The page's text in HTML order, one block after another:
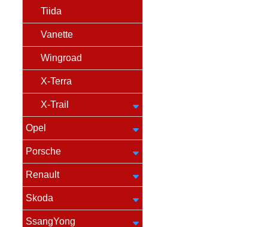
Tiida
Vanette
Wingroad
X-Terra
X-Trail
Opel
Porsche
Renault
Skoda
SsangYong